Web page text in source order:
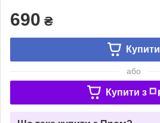
690 ₴
Купити
або
Купити з